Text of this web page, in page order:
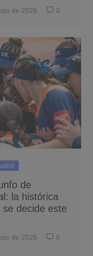
de 2026 0
de
la histórica
decide este
de 2026 0